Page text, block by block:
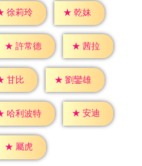
徐莉玲 ★ 乾妹
★ 許常德 ★ 茜拉
甘比 ★ 劉鑾雄
哈利波特 ★ 安迪
★ 屬虎